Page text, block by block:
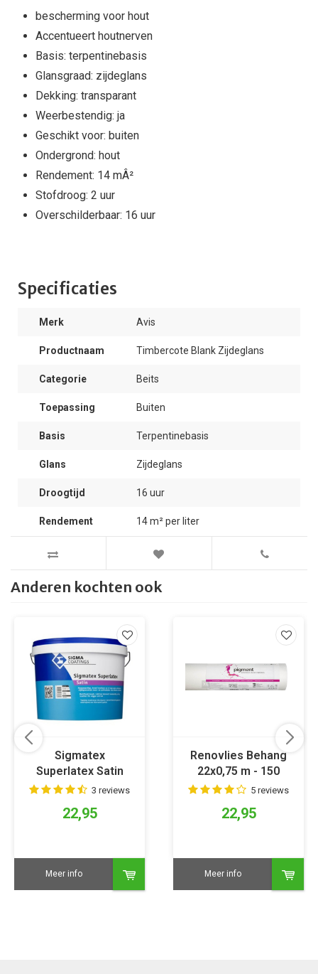
bescherming voor hout
Accentueert houtnerven
Basis: terpentinebasis
Glansgraad: zijdeglans
Dekking: transparant
Weerbestendig: ja
Geschikt voor: buiten
Ondergrond: hout
Rendement: 14 mÂ²
Stofdroog: 2 uur
Overschilderbaar: 16 uur
Specificaties
Merk Avis
Productnaam Timbercote Blank Zijdeglans
Categorie Beits
Toepassing Buiten
Basis Terpentinebasis
Glans Zijdeglans
Droogtijd 16 uur
Rendement 14 m² per liter
Anderen kochten ook
Sigmatex
Superlatex Satin
3 reviews
22,95
Meer info
Renovlies Behang
22x0,75 m - 150
grams5 reviews
22,95
Meer info